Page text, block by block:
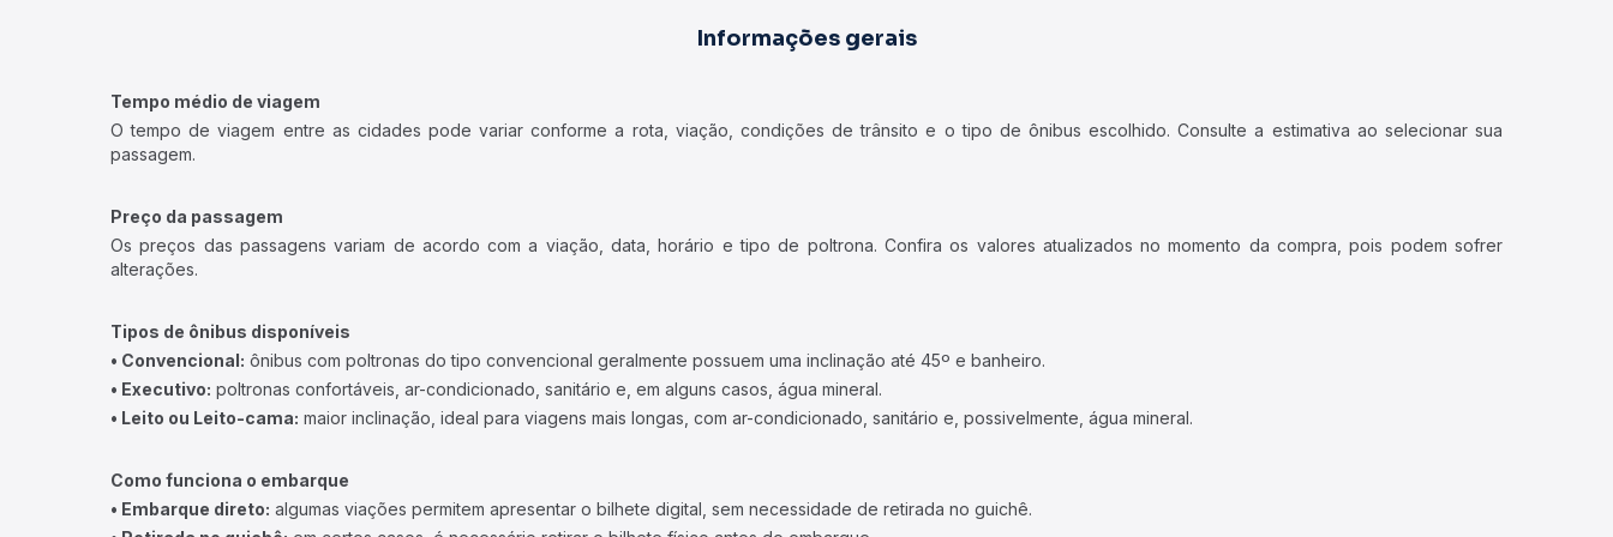
Informações gerais
Tempo médio de viagem
O tempo de viagem entre as cidades pode variar conforme a rota, viação, condições de trânsito e o tipo de ônibus escolhido. Consulte a estimativa ao selecionar sua
passagem.
Preço da passagem
Os preços das passagens variam de acordo com a viação, data, horário e tipo de poltrona. Confira os valores atualizados no momento da compra, pois podem sofrer
alterações.
Tipos de ônibus disponíveis
• Convencional: ônibus com poltronas do tipo convencional geralmente possuem uma inclinação até 45º e banheiro.
• Executivo: poltronas confortáveis, ar-condicionado, sanitário e, em alguns casos, água mineral.
• Leito ou Leito-cama: maior inclinação, ideal para viagens mais longas, com ar-condicionado, sanitário e, possivelmente, água mineral.
Como funciona o embarque
• Embarque direto: algumas viações permitem apresentar o bilhete digital, sem necessidade de retirada no guichê.